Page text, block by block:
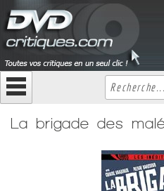
La brigade des